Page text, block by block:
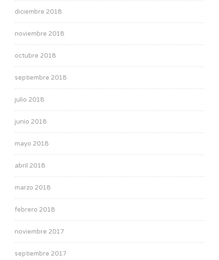
diciembre 2018
noviembre 2018
octubre 2018
septiembre 2018
julio 2018
junio 2018
mayo 2018
abril 2018
marzo 2018
febrero 2018
noviembre 2017
septiembre 2017